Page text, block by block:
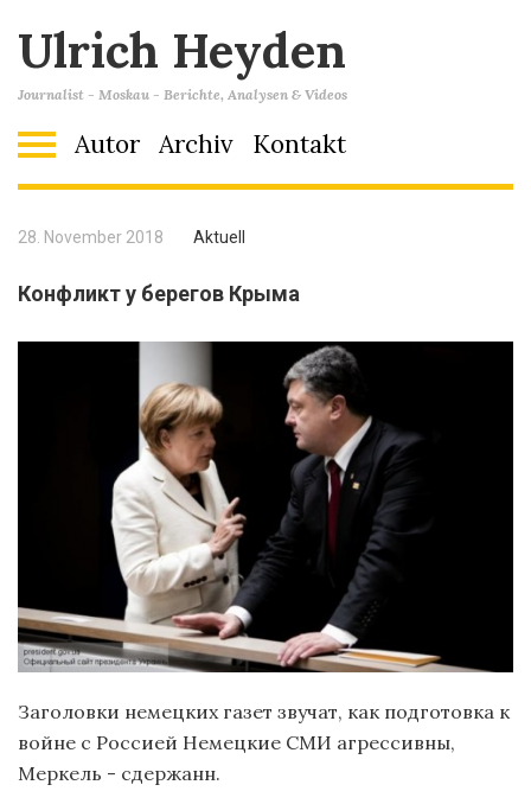
Ulrich Heyden
Journalist - Moskau - Berichte, Analysen & Videos
Autor Archiv Kontakt
28. November 2018 Aktuell
Конфликт у берегов Крыма
Заголовки немецких газет звучат, как подготовка к
войне с Россией Немецкие СМИ агрессивны,
Меркель - сдержанн.